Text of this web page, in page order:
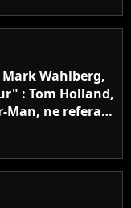
Wahlberg,
: Tom Holland,
Man, ne referait